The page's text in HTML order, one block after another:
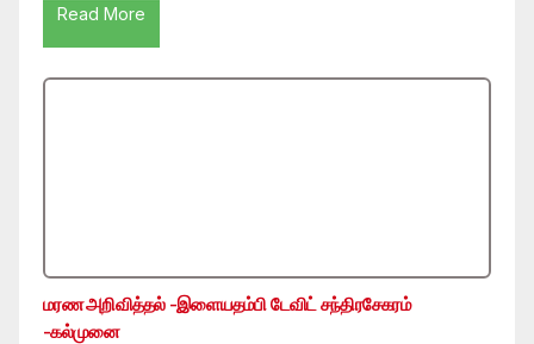
Read More
மரண அறிவித்தல் -இளையதம்பி டேவிட் சந்திரசேகரம்
-கல்முனை